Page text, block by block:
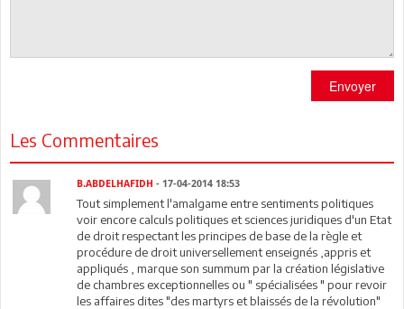
Envoyer
Les Commentaires
B.ABDELHAFIDH - 17-04-2014 18:53
Tout simplement l'amalgame entre sentiments politiques
voir encore calculs politiques et sciences juridiques d'un Etat
de droit respectant les principes de base de la règle et
procédure de droit universellement enseignés ,appris et
appliqués , marque son summum par la création législative
de chambres exceptionnelles ou " spécialisées " pour revoir
les affaires dites "des martyrs et blaissés de la révolution"